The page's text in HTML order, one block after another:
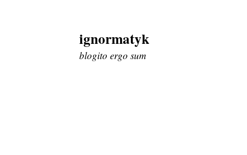
Skip
to
content
ignormatyk
blogito ergo sum